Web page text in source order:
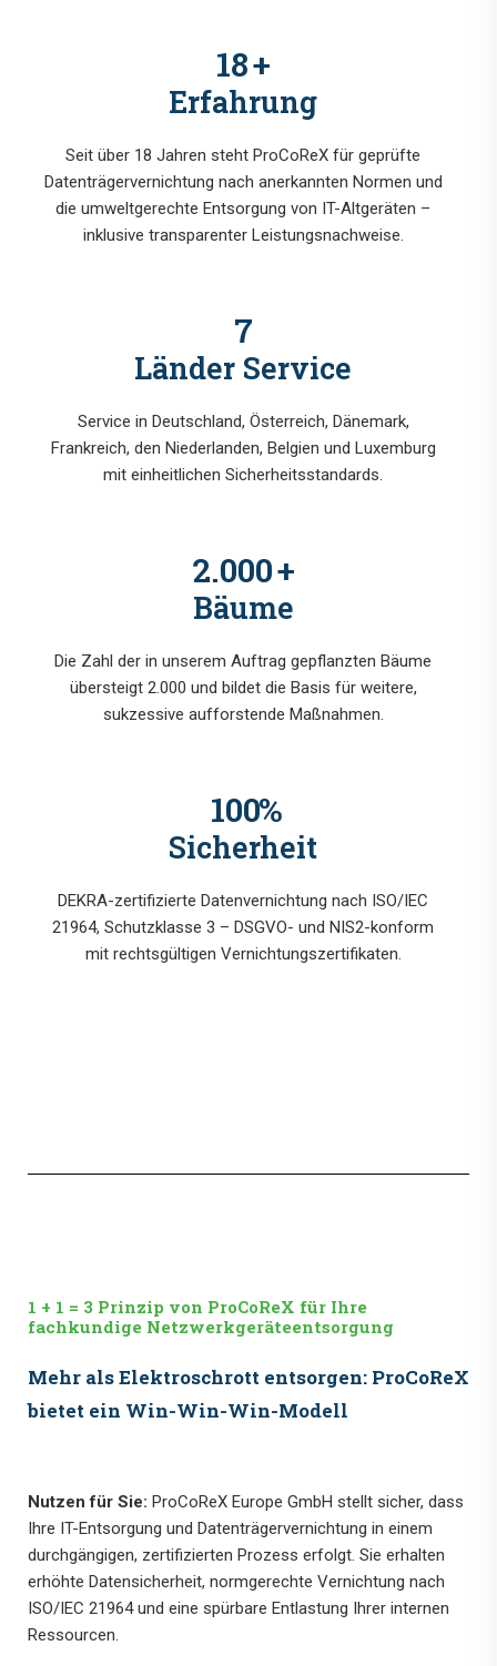
18+
Erfahrung
Seit über 18 Jahren steht ProCoReX für geprüfte
Datenträgervernichtung nach anerkannten Normen und
die umweltgerechte Entsorgung von IT-Altgeräten –
inklusive transparenter Leistungsnachweise.
7
Länder Service
Service in Deutschland, Österreich, Dänemark,
Frankreich, den Niederlanden, Belgien und Luxemburg
mit einheitlichen Sicherheitsstandards.
2.000+
Bäume
Die Zahl der in unserem Auftrag gepflanzten Bäume
übersteigt 2.000 und bildet die Basis für weitere,
sukzessive aufforstende Maßnahmen.
100%
Sicherheit
DEKRA-zertifizierte Datenvernichtung nach ISO/IEC
21964, Schutzklasse 3 – DSGVO- und NIS2-konform
mit rechtsgültigen Vernichtungszertifikaten.
1 + 1 = 3 Prinzip von ProCoReX für Ihre
fachkundige Netzwerkgeräteentsorgung
Mehr als Elektroschrott entsorgen: ProCoReX
bietet ein Win-Win-Win-Modell
Nutzen für Sie: ProCoReX Europe GmbH stellt sicher, dass
Ihre IT-Entsorgung und Datenträgervernichtung in einem
durchgängigen, zertifizierten Prozess erfolgt. Sie erhalten
erhöhte Datensicherheit, normgerechte Vernichtung nach
ISO/IEC 21964 und eine spürbare Entlastung Ihrer internen
Ressourcen.